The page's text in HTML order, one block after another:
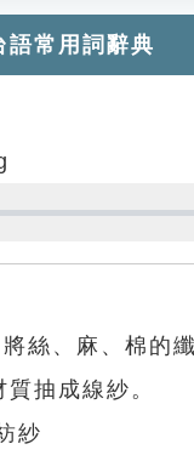
語常用詞辭典
將絲、麻、棉的
抽成線紗。
紗